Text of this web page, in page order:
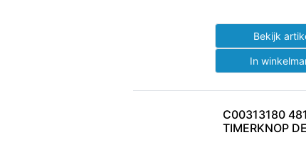
Bekijk
In
C00313180
TIMERKNOP